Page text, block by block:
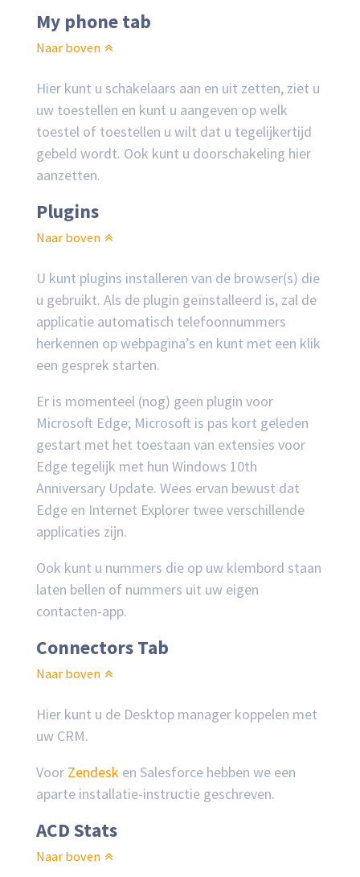
My phone tab
Naar boven
Hier kunt u schakelaars aan en uit zetten, ziet u
uw toestellen en kunt u aangeven op welk
toestel of toestellen u wilt dat u tegelijkertijd
gebeld wordt. Ook kunt u doorschakeling hier
aanzetten.
Plugins
Naar boven
U kunt plugins installeren van de browser(s) die
u gebruikt. Als de plugin geïnstalleerd is, zal de
applicatie automatisch telefoonnummers
herkennen op webpagina’s en kunt met een klik
een gesprek starten.
Er is momenteel (nog) geen plugin voor
Microsoft Edge; Microsoft is pas kort geleden
gestart met het toestaan van extensies voor
Edge tegelijk met hun Windows 10th
Anniversary Update. Wees ervan bewust dat
Edge en Internet Explorer twee verschillende
applicaties zijn.
Ook kunt u nummers die op uw klembord staan
laten bellen of nummers uit uw eigen
contacten-app.
Connectors Tab
Naar boven
Hier kunt u de Desktop manager koppelen met
uw CRM.
Voor Zendesk en Salesforce hebben we een
aparte installatie-instructie geschreven.
ACD Stats
Naar boven